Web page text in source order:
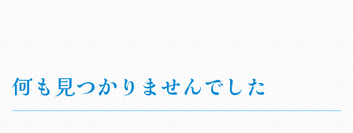
何も見つかりませんでした